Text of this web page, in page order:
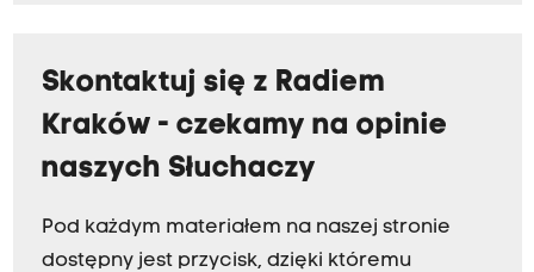
Skontaktuj się z Radiem
Kraków - czekamy na opinie
naszych Słuchaczy
Pod każdym materiałem na naszej stronie
dostępny jest przycisk, dzięki któremu